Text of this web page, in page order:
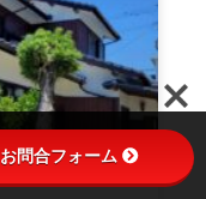
お問合フォーム